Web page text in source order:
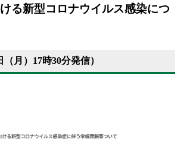
る新型コロナウイルス感染につ
（月）17時30分発信）